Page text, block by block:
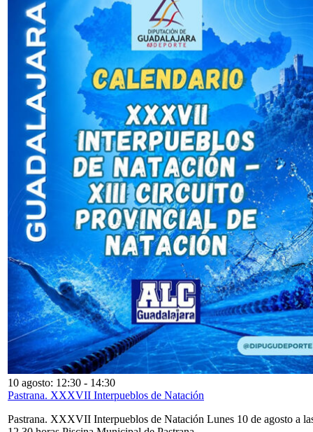
10 agosto: 12:30 - 14:30
Pastrana. XXXVII Interpueblos de Natación
Pastrana. XXXVII Interpueblos de Natación Lunes 10 de agosto a